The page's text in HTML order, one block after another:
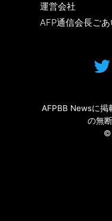
運営会社
AFP通信会長ご
AFPBB Newsに掲
の無
©